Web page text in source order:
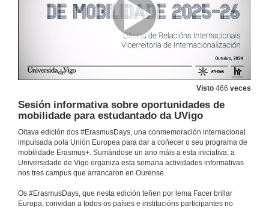
Visto 466 veces
Sesión informativa sobre oportunidades de
mobilidade para estudantado da UVigo
Oitava edición dos #ErasmusDays, una conmemoración internacional
impulsada pola Unión Europea para dar a coñecer o seu programa de
mobilidade Erasmus+. Sumándose un ano máis a esta iniciativa, a
Universidade de Vigo organiza esta semana actividades informativas
nos tres campus que arrancaron en Ourense.
Os #ErasmusDays, que nesta edición teñen por lema Facer brillar
Europa, convidan a todos os países e institucións participantes no
Convocatorias de mobilidade 2025-26
Conferencia
Conferencia
13 de out. de 2025
14 de out. de 2025